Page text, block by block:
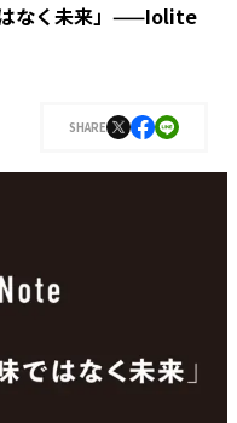
なく未来」——Iolite
SHARE